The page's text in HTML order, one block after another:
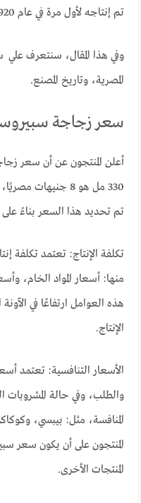
تم إنتاجه لأول مرة في عام 1920.
وفي هذا المقال، سنتعرف
المصرية، وتاريخ المصنع.
سعر زجاجة
أعلن المنتجون عن أن سعر
330 مل هو 8
تم تحديد هذا السعر بناءً
تكلفة الإنتاج: تعتمد تكلفة
منها: أسعار المواد الخام،
هذه العوامل ارتفاعًا في
الإنتاج.
الأسعار التنافسية: تعتمد
والطلب، وفي حالة المشروبات
المنافسة، مثل: بيبسي،
المنتجون على أن يكون سعر
المنتجات الأخرى.